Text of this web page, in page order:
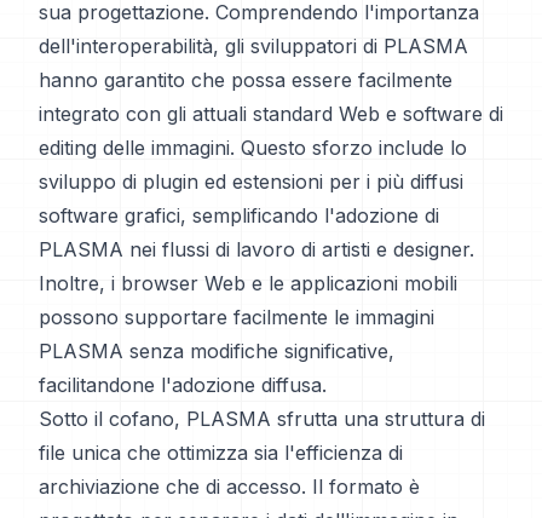
sua progettazione. Comprendendo l'importanza
dell'interoperabilità, gli sviluppatori di PLASMA
hanno garantito che possa essere facilmente
integrato con gli attuali standard Web e software di
editing delle immagini. Questo sforzo include lo
sviluppo di plugin ed estensioni per i più diffusi
software grafici, semplificando l'adozione di
PLASMA nei flussi di lavoro di artisti e designer.
Inoltre, i browser Web e le applicazioni mobili
possono supportare facilmente le immagini
PLASMA senza modifiche significative,
facilitandone l'adozione diffusa.
Sotto il cofano, PLASMA sfrutta una struttura di
file unica che ottimizza sia l'efficienza di
archiviazione che di accesso. Il formato è